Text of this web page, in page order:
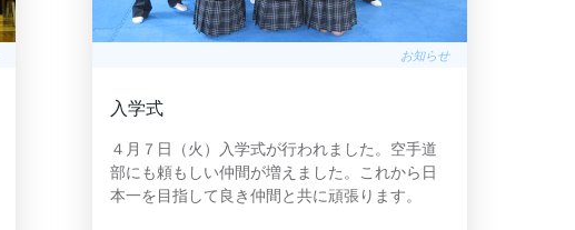
お知らせ
入学式
４月７日（火）入学式が行われました。空手道
部にも頼もしい仲間が増えました。これから日
本一を目指して良き仲間と共に頑張ります。